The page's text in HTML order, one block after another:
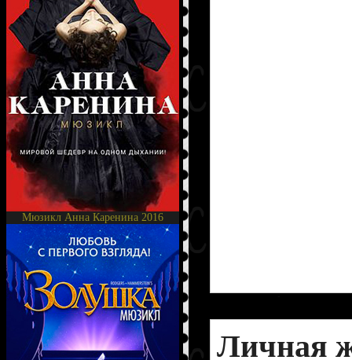
Мюзикл Анна Каренина 2016
Личная